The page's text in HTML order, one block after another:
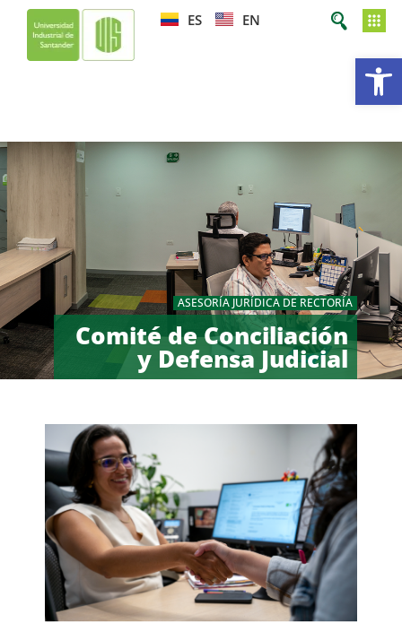
ES EN
ASESORÍA JURÍDICA DE RECTORÍA
Comité de Conciliación
y Defensa Judicial